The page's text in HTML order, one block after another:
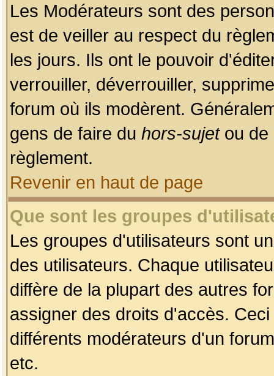
Les Modérateurs sont des
est de veiller au respect du
les jours. Ils ont le pouvoir
verrouiller, déverrouiller,
forum où ils modèrent.
gens de faire du hors-sujetou de
règlement.
Revenir en haut de page
Que sont les groupes
Les groupes d'utilisateurs sont
des utilisateurs. Chaque
diffère de la plupart des autres
assigner des droits d'accès.
différents modérateurs d'un
etc.